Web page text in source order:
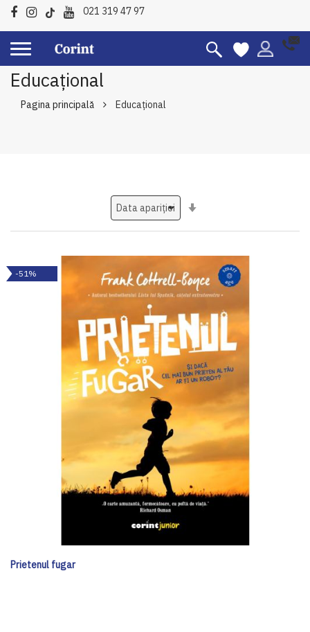
021 319 47 97
Educațional
Pagina principală Educațional
-51%
Prietenul fugar